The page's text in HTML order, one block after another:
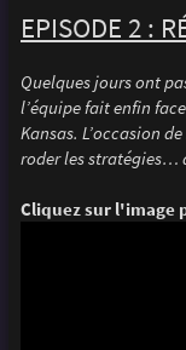
EPISODE 2 :
Quelques jours ont
l’équipe fait enfin
Kansas. L’occasion
roder les stratégies…
Cliquez sur l'image